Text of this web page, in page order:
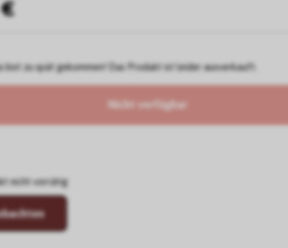
bist zu spät gekommen! Das Produkt ist leider ausverkauft.
Nicht verfügbar
nicht vorrätig